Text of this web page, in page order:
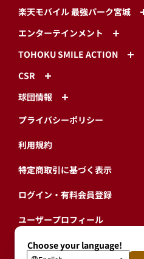
楽天モバイル 最強パーク宮城
エンターテインメント
TOHOKU SMILE ACTION
CSR
球団情報
プライバシーポリシー
利用規約
特定商取引に基づく表示
ログイン・有料会員登録
ユーザープロフィール
会員情報引継ぎ